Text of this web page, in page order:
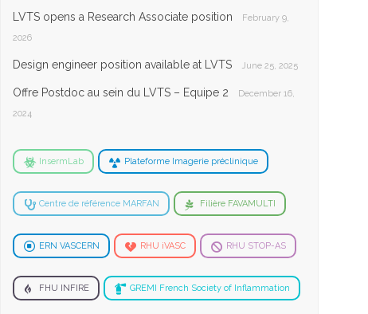
LVTS opens a Research Associate position
February 9,
2026
Design engineer position available at LVTS June 25, 2025
Offre Postdoc au sein du LVTS – Equipe 2
December 16,
2024
InsermLab Plateforme Imagerie préclinique
Centre de référence MARFAN Filière FAVAMULTI
ERN VASCERN RHU iVASC RHU STOP-AS
FHU INFIRE GREMI French Society of Inflammation